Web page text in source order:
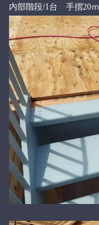
内部階段/1台 手摺20ｍ